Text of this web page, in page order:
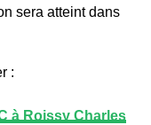
sera atteint dans
:
à Roissy Charles